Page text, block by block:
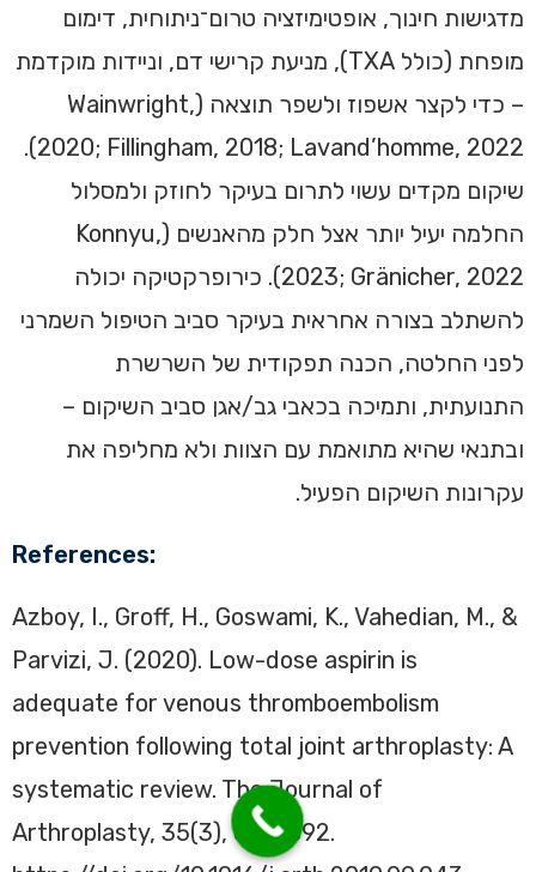
מדגישות חינוך, אופטימיזציה טרום־ניתוחית, דימום
מופחת (כולל TXA), מניעת קרישי דם, וניידות מוקדמת
– כדי לקצר אשפוז ולשפר תוצאה (Wainwright,
2020; Fillingham, 2018; Lavand’homme, 2022).
שיקום מקדים עשוי לתרום בעיקר לחוזק ולמסלול
החלמה יעיל יותר אצל חלק מהאנשים (Konnyu,
2023; Gränicher, 2022). כירופרקטיקה יכולה
להשתלב בצורה אחראית בעיקר סביב הטיפול השמרני
לפני החלטה, הכנה תפקודית של השרשרת
התנועתית, ותמיכה בכאבי גב/אגן סביב השיקום –
ובתנאי שהיא מתואמת עם הצוות ולא מחליפה את
עקרונות השיקום הפעיל.
References:
Azboy, I., Groff, H., Goswami, K., Vahedian, M., &
Parvizi, J. (2020). Low-dose aspirin is
adequate for venous thromboembolism
prevention following total joint arthroplasty: A
systematic review. The Journal of
Arthroplasty, 35(3), 886-892.